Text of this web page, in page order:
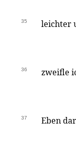
35 leichter
36 zweifle
37 Eben